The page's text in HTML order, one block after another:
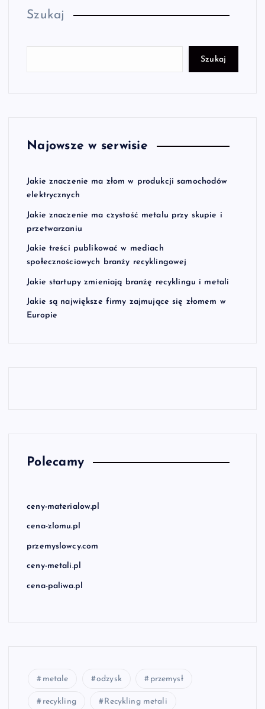
Szukaj
Szukaj
Najowsze w serwisie
Jakie znaczenie ma złom w produkcji samochodów
elektrycznych
Jakie znaczenie ma czystość metalu przy skupie i
przetwarzaniu
Jakie treści publikować w mediach
społecznościowych branży recyklingowej
Jakie startupy zmieniają branżę recyklingu i metali
Jakie są największe firmy zajmujące się złomem w
Europie
Polecamy
ceny-materialow.pl
cena-zlomu.pl
przemyslowcy.com
ceny-metali.pl
cena-paliwa.pl
metale odzysk przemysł
recykling Recykling metali